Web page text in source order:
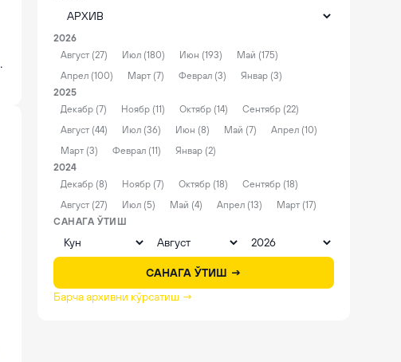
2026
Август (27)
Июл (180) Июн (193)
Май (175)
Апрел (100)
Март (7) Феврал (3)
Январ (3)
2025
Декабр (7)
Ноябр (11) Октябр (14)
Сентябр (22)
Август (44)
Июл (36) Июн (8) Май (7)
Апрел (10)
Март (3)
Феврал (11)
Январ (2)
2024
Декабр (8)
Ноябр (7) Октябр (18)
Сентябр (18)
Август (27)
Июл (5) Май (4) Апрел (13)
Март (17)
САНАГА ЎТИШ
САНАГА ЎТИШ →
Барча архивни кўрсатиш →